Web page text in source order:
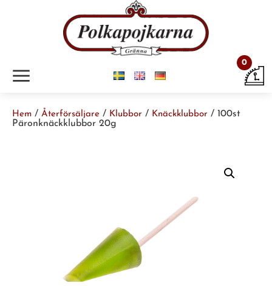
m 0
Hem / Återförsäljare / Klubbor / Knäckklubbor / 100st
Päronknäckklubbor 20g